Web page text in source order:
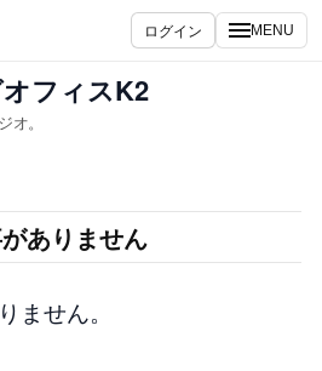
ログイン MENU
フィスK2
。
ありません
ません。